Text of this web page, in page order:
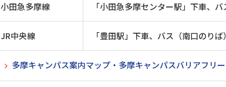
小田急多摩線 「小田急多摩センター駅」下車、
JR中央線 「豊田駅」下車、バス（南口のり
多摩キャンパス案内マップ・多摩キャンパスバリアフリ